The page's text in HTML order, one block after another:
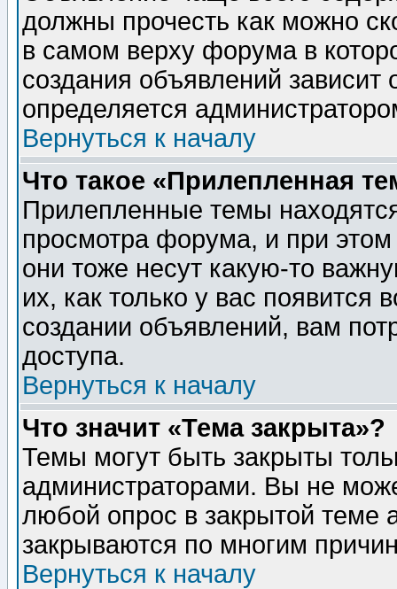
должны прочесть как можно
в самом верху форума в
создания объявлений зависит
определяется
Вернуться к началу
Что такое «Прилепленная
Прилепленные темы
просмотра форума, и при
они тоже несут какую-то
их, как только у вас появится
создании объявлений, вам
доступа.
Вернуться к началу
Что значит «Тема закрыта»?
Темы могут быть закрыты
администраторами. Вы не
любой опрос в закрытой теме
закрываются по многим
Вернуться к началу